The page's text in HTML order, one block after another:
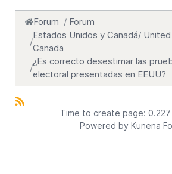
Forum
Forum
Estados Unidos y Canadá/
Canada
¿Es correcto desestimar las
electoral presentadas en EEUU?
Time to create page:
Powered by Kunena